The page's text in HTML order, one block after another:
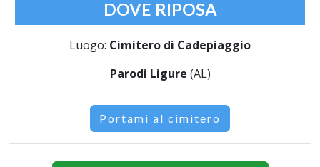
DOVE RIPOSA
Luogo: Cimitero di Cadepiaggio
Parodi Ligure (AL)
Portami al cimitero